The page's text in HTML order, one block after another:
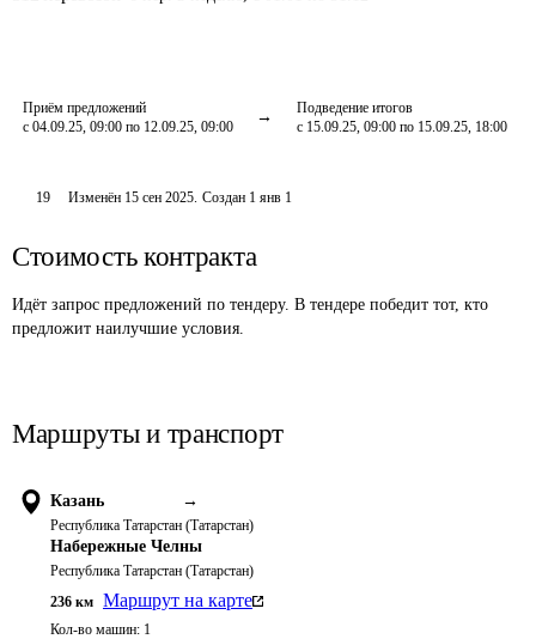
Приём предложений
с 04.09.25, 09:00 по 12.09.25, 09:00
Подведение итогов
с 15.09.25, 09:00 по 15.09.25, 18:00
19 Изменён 15 сен 2025. Создан 1 янв 1
Стоимость контракта
Идёт запрос предложений по тендеру. В тендере победит тот, кто
предложит наилучшие условия.
Маршруты и транспорт
Казань →
Республика Татарстан (Татарстан)
Набережные Челны
Республика Татарстан (Татарстан)
236 км Маршрут на карте
Кол-во машин: 1